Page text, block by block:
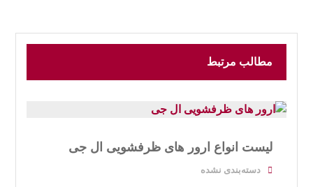
مطالب مرتبط
لیست انواع ارور های ظرفشویی ال جی
دسته‌بندی نشده